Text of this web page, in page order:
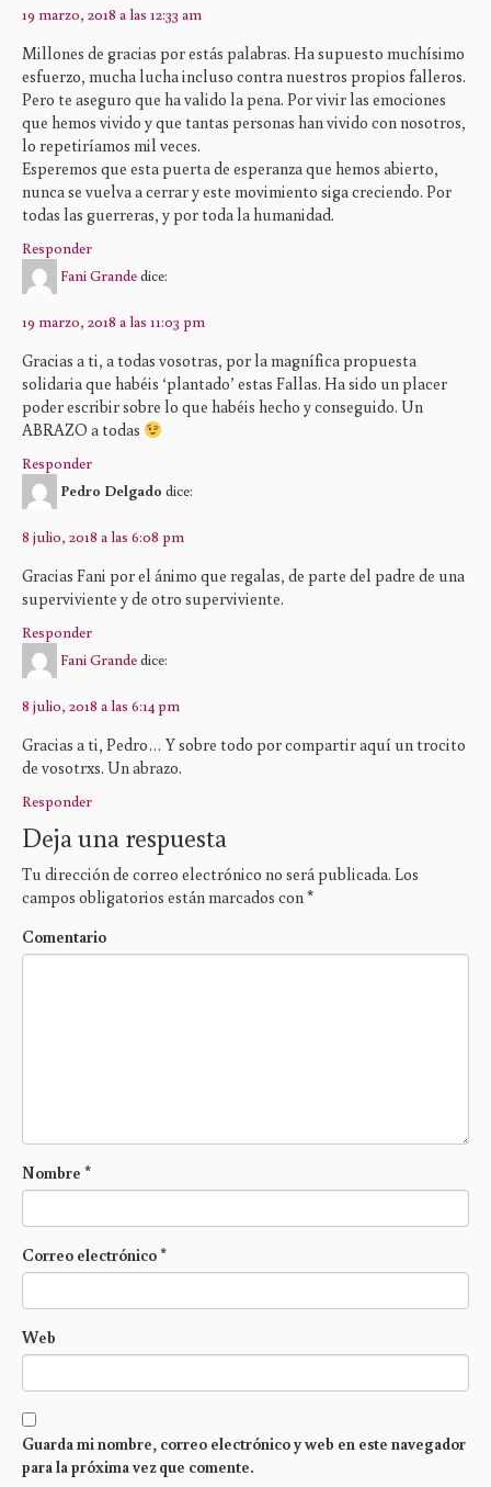
19 marzo, 2018 a las 12:33 am
Millones de gracias por estás palabras. Ha supuesto muchísimo
esfuerzo, mucha lucha incluso contra nuestros propios falleros.
Pero te aseguro que ha valido la pena. Por vivir las emociones
que hemos vivido y que tantas personas han vivido con nosotros,
lo repetiríamos mil veces.
Esperemos que esta puerta de esperanza que hemos abierto,
nunca se vuelva a cerrar y este movimiento siga creciendo. Por
todas las guerreras, y por toda la humanidad.
Responder
Fani Grandedice:
19 marzo, 2018 a las 11:03 pm
Gracias a ti, a todas vosotras, por la magnífica propuesta
solidaria que habéis ‘plantado’ estas Fallas. Ha sido un placer
poder escribir sobre lo que habéis hecho y conseguido. Un
ABRAZO a todas
Responder
Pedro Delgado dice:
8 julio, 2018 a las 6:08 pm
Gracias Fani por el ánimo que regalas, de parte del padre de una
superviviente y de otro superviviente.
Responder
Fani Grandedice:
8 julio, 2018 a las 6:14 pm
Gracias a ti, Pedro… Y sobre todo por compartir aquí un trocito
de vosotrxs. Un abrazo.
Responder
Deja una respuesta
Tu dirección de correo electrónico no será publicada. Los
campos obligatorios están marcados con*
Comentario
Nombre *
Correo electrónico*
Web
Guarda mi nombre, correo electrónico y web en este navegador
para la próxima vez que comente.